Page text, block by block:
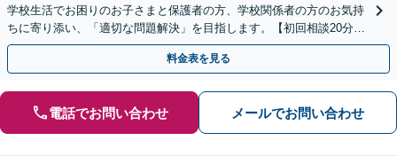
学校生活でお困りのお子さまと保護者の方、学校関係者の方のお気持
ちに寄り添い、「適切な問題解決」を目指します。【初回相談20分無
料】
料金表を見る
電話でお問い合わせ メールでお問い合わせ